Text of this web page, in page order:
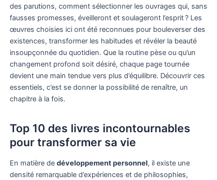
des parutions, comment sélectionner les ouvrages qui, sans
fausses promesses, éveilleront et soulageront l’esprit ? Les
œuvres choisies ici ont été reconnues pour bouleverser des
existences, transformer les habitudes et révéler la beauté
insoupçonnée du quotidien. Que la routine pèse ou qu’un
changement profond soit désiré, chaque page tournée
devient une main tendue vers plus d’équilibre. Découvrir ces
essentiels, c’est se donner la possibilité de renaître, un
chapitre à la fois.
Top 10 des livres incontournables
pour transformer sa vie
En matière de développement personnel, il existe une
densité remarquable d’expériences et de philosophies,